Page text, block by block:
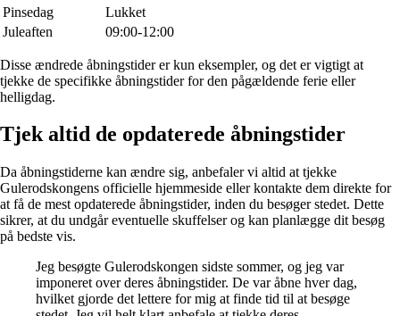
Pinsedag
Lukket
Juleaften
09:00-12:00
Disse ændrede åbningstider er kun eksempler, og det er vigtigt at
tjekke de specifikke åbningstider for den pågældende ferie eller
helligdag.
Tjek altid de opdaterede åbningstider
Da åbningstiderne kan ændre sig, anbefaler vi altid at tjekke
Gulerodskongens officielle hjemmeside eller kontakte dem direkte for
at få de mest opdaterede åbningstider, inden du besøger stedet. Dette
sikrer, at du undgår eventuelle skuffelser og kan planlægge dit besøg
på bedste vis.
Jeg besøgte Gulerodskongen sidste sommer, og jeg var
imponeret over deres åbningstider. De var åbne hver dag,
hvilket gjorde det lettere for mig at finde tid til at besøge